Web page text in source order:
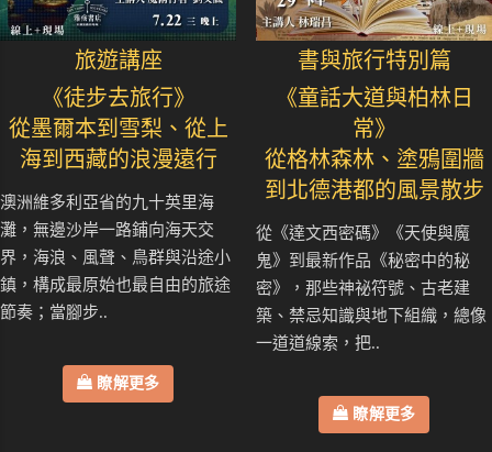
旅遊講座
《徒步去旅行》
從墨爾本到雪梨、從上
海到西藏的浪漫遠行
澳洲維多利亞省的九十英里海
灘，無邊沙岸一路鋪向海天交
界，海浪、風聲、鳥群與沿途小
鎮，構成最原始也最自由的旅途
節奏；當腳步..
瞭解更多
書與旅行特別篇
《童話大道與柏林日
常》
從格林森林、塗鴉圍牆
到北德港都的風景散步
從《達文西密碼》《天使與魔
鬼》到最新作品《秘密中的秘
密》，那些神祕符號、古老建
築、禁忌知識與地下組織，總像
一道道線索，把..
瞭解更多